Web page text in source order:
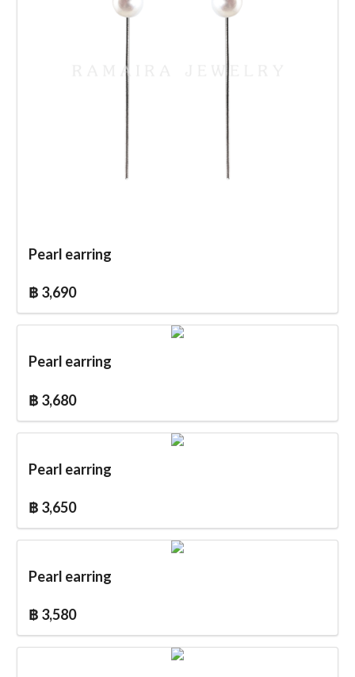
Pearl earring
฿ 3,690
Pearl earring
฿ 3,680
Pearl earring
฿ 3,650
Pearl earring
฿ 3,580